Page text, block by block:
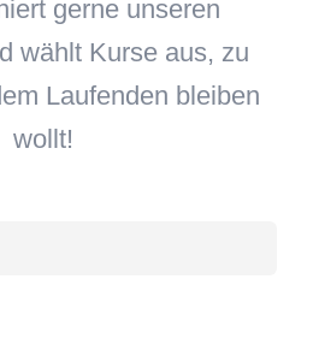
gerne unseren
wählt Kurse aus, zu
Laufenden bleiben
wollt!